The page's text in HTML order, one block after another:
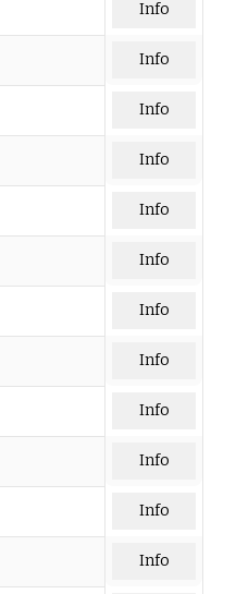
Info
Info
Info
Info
Info
Info
Info
Info
Info
Info
Info
Info